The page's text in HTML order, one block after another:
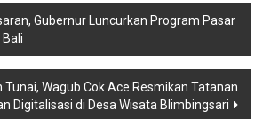
Gubernur Luncurkan Program Pasar
Tunai, Wagub Cok Ace Resmikan Tatanan
Digitalisasi di Desa Wisata Blimbingsari